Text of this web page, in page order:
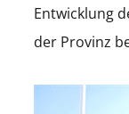
Entwicklung
der Provinz